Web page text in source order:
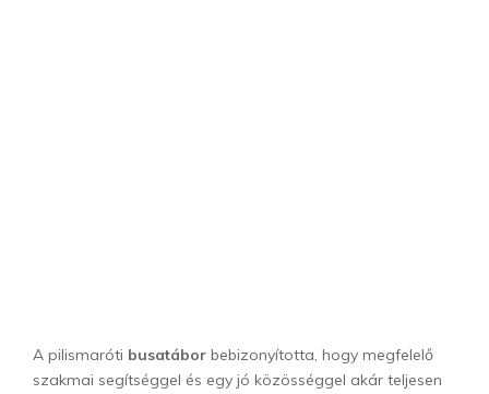
A pilismaróti busatábor bebizonyította, hogy megfelelő
szakmai segítséggel és egy jó közösséggel akár teljesen